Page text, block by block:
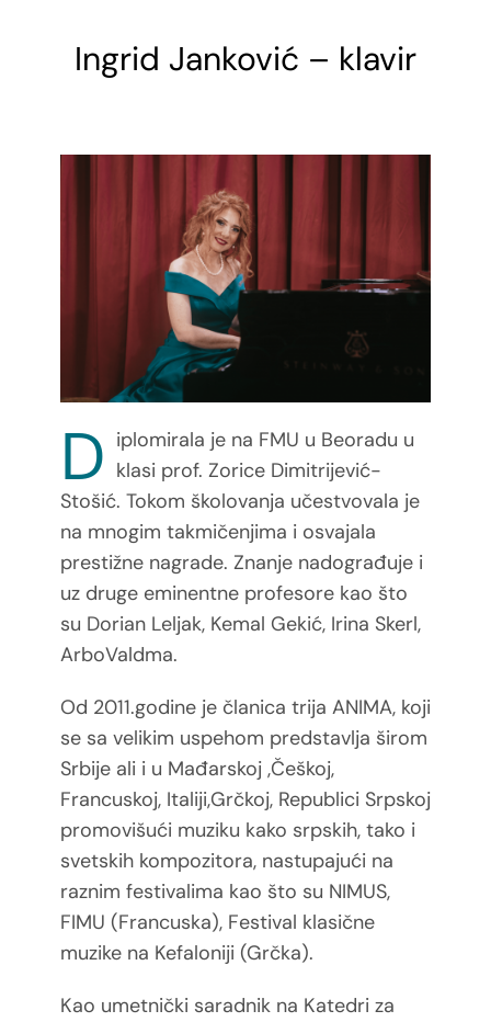
Ingrid Janković – klavir
D iplomirala je na FMU u Beoradu u
klasi prof. Zorice Dimitrijević-
Stošić. Tokom školovanja učestvovala je
na mnogim takmičenjima i osvajala
prestižne nagrade. Znanje nadograđuje i
uz druge eminentne profesore kao što
su Dorian Leljak, Kemal Gekić, Irina Skerl,
ArboValdma.
Od 2011.godine je članica trija ANIMA, koji
se sa velikim uspehom predstavlja širom
Srbije ali i u Mađarskoj ,Češkoj,
Francuskoj, Italiji,Grčkoj, Republici Srpskoj
promovišući muziku kako srpskih, tako i
svetskih kompozitora, nastupajući na
raznim festivalima kao što su NIMUS,
FIMU (Francuska), Festival klasične
muzike na Kefaloniji (Grčka).
Kao umetnički saradnik na Katedri za